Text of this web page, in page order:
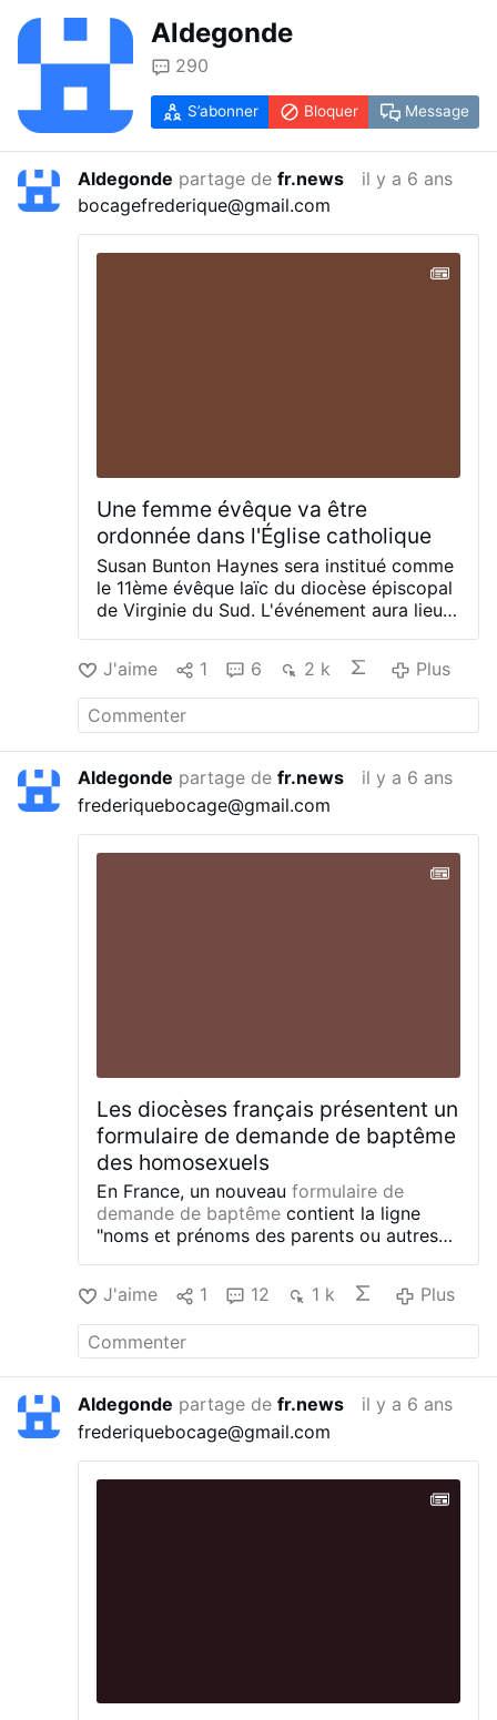
Aldegonde
290
S’abonner Bloquer Message
Aldegonde partage defr.news
il y a 6 ans
bocagefrederique@gmail.com
Une femme évêque va être
ordonnée dans l'Église catholique
Susan Bunton Haynes sera institué comme
le 11ème évêque laïc du diocèse épiscopal
de Virginie du Sud. L'événement aura lieu
Curry, l'évêque président et primat de
l'Église épiscopale. Contredisant la Bible,
le diocèse épiscopal de Virginie du Sud, en
homosexuels et promeut l'idéologie
homosexuelle. St Bede appartient au
diocèse de Richmond. Il ressemble à une
église protestante avec un orgue à la
place du maître-autel. Pour le 17 janvier, la
paroisse invite "tous les pères et figures
J'aime 1 6 2 k Plus
Aldegonde partage defr.news
il y a 6 ans
frederiquebocage@gmail.com
Les diocèses français présentent un
formulaire de demande de baptême
des homosexuels
En France, un nouveauformulaire de
demande de baptême contient la ligne
"noms et prénoms des parents ou autres
HommeNouveau.fr (23 décembre).
formulaire a été envoyé à tous les évêques
dès décembre 2018 par Mgr Joseph de
Metz-Noblat, président du Conseil des
Dans une
d'accompagnement, il explique que les
situations des familles sont de plus en plus
"complexes". Par conséquent, les prêtres
ne doivent pas "juger" ces situations, ni en
rendre les enfants responsables ou refuser
J'aime 1 12 1 k Plus
Aldegonde partage defr.news
il y a 6 ans
frederiquebocage@gmail.com